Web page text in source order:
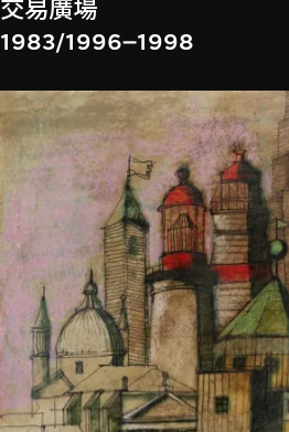
交易廣場
1983/1996–1998